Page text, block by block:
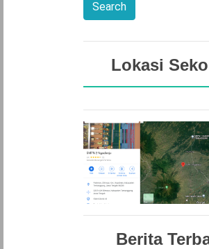
Lokasi
Berita